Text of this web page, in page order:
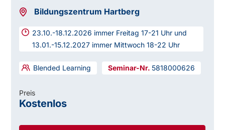
Bildungszentrum Hartberg
23.10.-18.12.2026 immer Freitag 17-21 Uhr und
13.01.-15.12.2027 immer Mittwoch 18-22 Uhr
Blended Learning 5818000626
Preis
Kostenlos